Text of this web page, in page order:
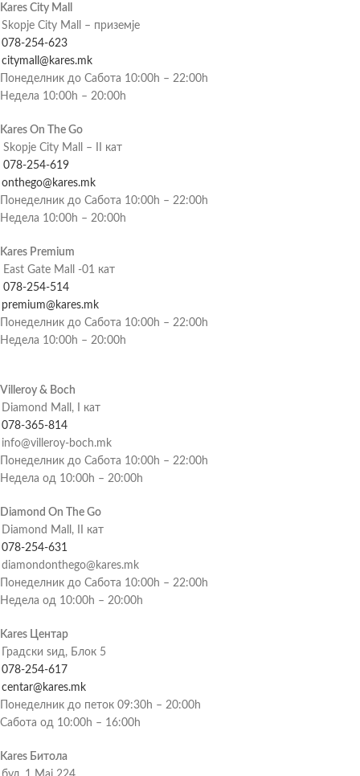
Kares City Mall
Skopje City Mall – приземје
078-254-623
citymall@kares.mk
Понеделник до Сабота 10:00h – 22:00h
Недела 10:00h – 20:00h
Kares On The Go
Skopje City Mall – II кат
078-254-619
onthego@kares.mk
Понеделник до Сабота 10:00h – 22:00h
Недела 10:00h – 20:00h
Kares Premium
East Gate Mall -01 кат
078-254-514
premium@kares.mk
Понеделник до Сабота 10:00h – 22:00h
Недела 10:00h – 20:00h
Villeroy & Boch
Diamond Mall, I кат
078-365-814
info@villeroy-boch.mk
Понеделник до Сабота 10:00h – 22:00h
Недела од 10:00h – 20:00h
Diamond On The Go
Diamond Mall, II кат
078-254-631
diamondonthego@kares.mk
Понеделник до Сабота 10:00h – 22:00h
Недела од 10:00h – 20:00h
Kares Центар
Градски ѕид, Блок 5
078-254-617
centar@kares.mk
Понеделник до петок 09:30h – 20:00h
Сабота од 10:00h – 16:00h
Kares Битола